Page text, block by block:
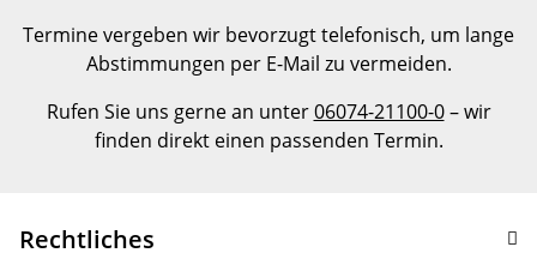
Termine vergeben wir bevorzugt telefonisch, um lange
Abstimmungen per E-Mail zu vermeiden.
Rufen Sie uns gerne an unter06074-21100-0– wir
finden direkt einen passenden Termin.
Rechtliches